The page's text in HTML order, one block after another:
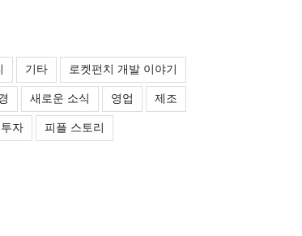
기타 로켓펀치 개발 이야기
새로운 소식 영업 제조
투자 피플 스토리